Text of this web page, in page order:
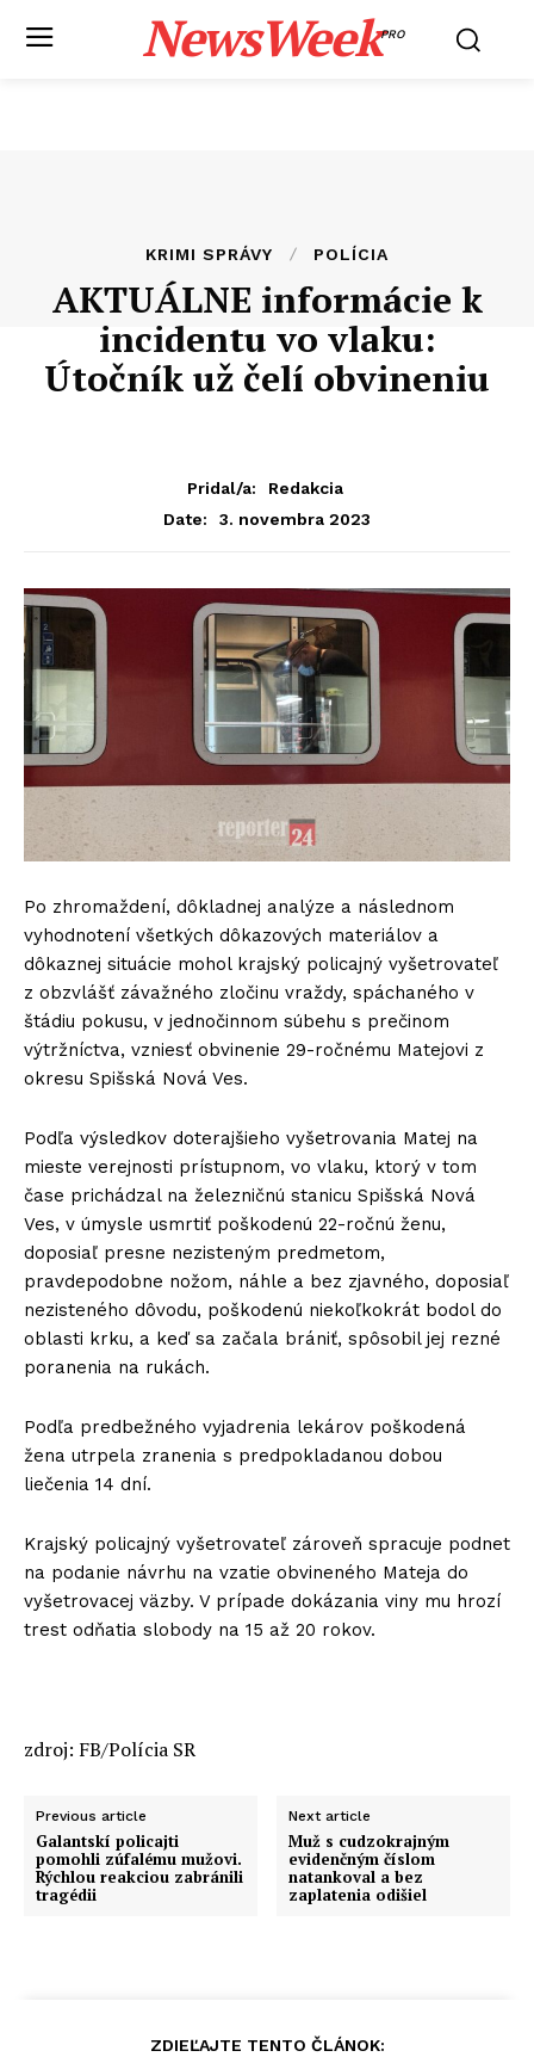
NewsWeekPRO
KRIMI SPRÁVY POLÍCIA
AKTUÁLNE informácie k
incidentu vo vlaku:
Útočník už čelí obvineniu
Pridal/a:
Redakcia
Date:
3. novembra 2023
Po zhromaždení, dôkladnej analýze a následnom
vyhodnotení všetkých dôkazových materiálov a
dôkaznej situácie mohol krajský policajný vyšetrovateľ
z obzvlášť závažného zločinu vraždy, spáchaného v
štádiu pokusu, v jednočinnom súbehu s prečinom
výtržníctva, vzniesť obvinenie 29-ročnému Matejovi z
okresu Spišská Nová Ves.
Podľa výsledkov doterajšieho vyšetrovania Matej na
mieste verejnosti prístupnom, vo vlaku, ktorý v tom
čase prichádzal na železničnú stanicu Spišská Nová
Ves, v úmysle usmrtiť poškodenú 22-ročnú ženu,
doposiaľ presne nezisteným predmetom,
pravdepodobne nožom, náhle a bez zjavného, doposiaľ
nezisteného dôvodu, poškodenú niekoľkokrát bodol do
oblasti krku, a keď sa začala brániť, spôsobil jej rezné
poranenia na rukách.
Podľa predbežného vyjadrenia lekárov poškodená
žena utrpela zranenia s predpokladanou dobou
liečenia 14 dní.
Krajský policajný vyšetrovateľ zároveň spracuje podnet
na podanie návrhu na vzatie obvineného Mateja do
vyšetrovacej väzby. V prípade dokázania viny mu hrozí
trest odňatia slobody na 15 až 20 rokov.
zdroj: FB/Polícia SR
Previous article
Galantskí policajti
pomohli zúfalému mužovi.
Rýchlou reakciou zabránili
tragédii
Next article
Muž s cudzokrajným
evidenčným číslom
natankoval a bez
zaplatenia odišiel
ZDIEĽAJTE TENTO ČLÁNOK: